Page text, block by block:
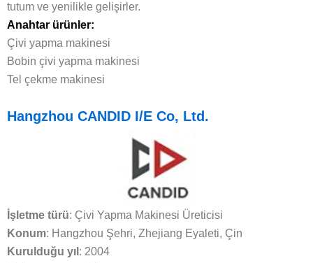
tutum ve yenilikle gelişirler.
Anahtar ürünler:
Çivi yapma makinesi
Bobin çivi yapma makinesi
Tel çekme makinesi
Hangzhou CANDID I/E Co, Ltd.
İşletme türü: Çivi Yapma Makinesi Üreticisi
Konum: Hangzhou Şehri, Zhejiang Eyaleti, Çin
Kurulduğu yıl : 2004